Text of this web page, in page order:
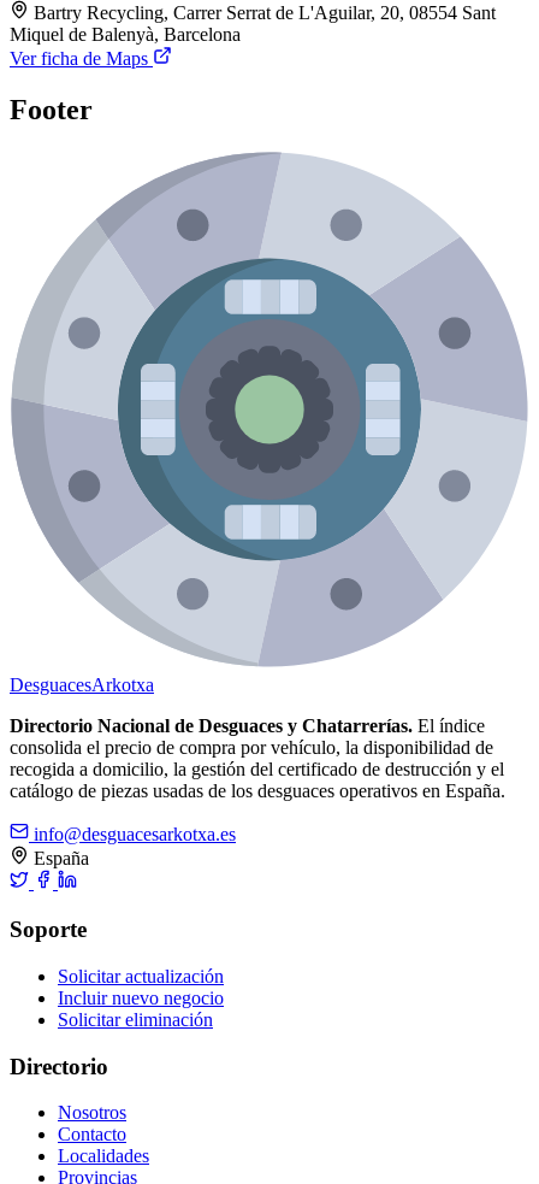
Bartry Recycling, Carrer Serrat de L'Aguilar, 20, 08554 Sant
Miquel de Balenyà, Barcelona
Ver ficha de Maps
Footer
DesguacesArkotxa
Directorio Nacional de Desguaces y Chatarrerías. El índice
consolida el precio de compra por vehículo, la disponibilidad de
recogida a domicilio, la gestión del certificado de destrucción y el
catálogo de piezas usadas de los desguaces operativos en España.
info@desguacesarkotxa.es
España
Soporte
Solicitar actualización
Incluir nuevo negocio
Solicitar eliminación
Directorio
Nosotros
Contacto
Localidades
Provincias